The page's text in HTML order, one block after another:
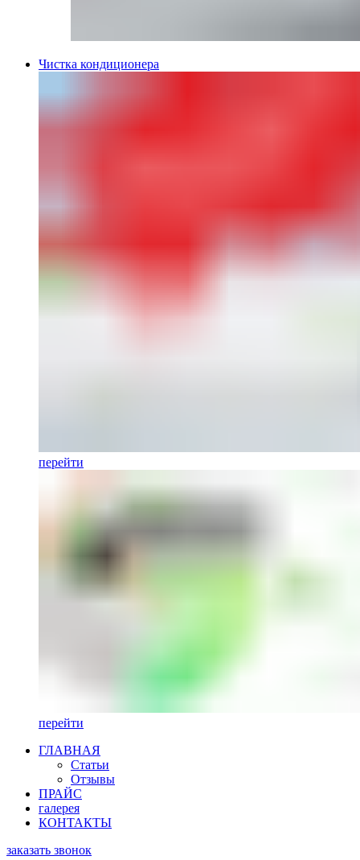
Чистка кондиционера
перейти
перейти
ГЛАВНАЯ
Статьи
Отзывы
ПРАЙС
галерея
КОНТАКТЫ
заказать звонок